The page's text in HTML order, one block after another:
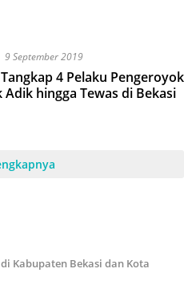
9 September 2019
4 Pelaku Pengeroyok
Adik hingga Tewas di Bekasi
Kabupaten Bekasi dan Kota